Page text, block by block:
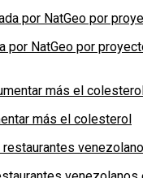
por NatGeo por
más el colesterol